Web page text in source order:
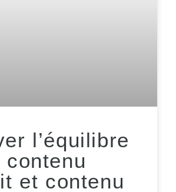
l’équilibre
contenu
et contenu